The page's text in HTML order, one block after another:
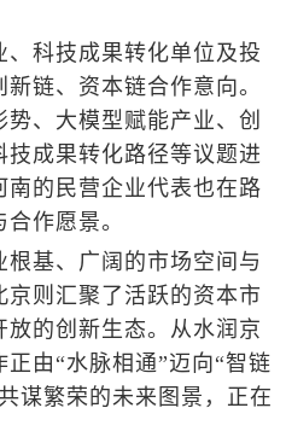
科技成果转化单位及投
链、资本链合作意向。
、大模型赋能产业、创
成果转化路径等议题进
的民营企业代表也在路
作愿景。
基、广阔的市场空间与
则汇聚了活跃的资本市
的创新生态。从水润京
由“水脉相通”迈向“智链
谋繁荣的未来图景，正在